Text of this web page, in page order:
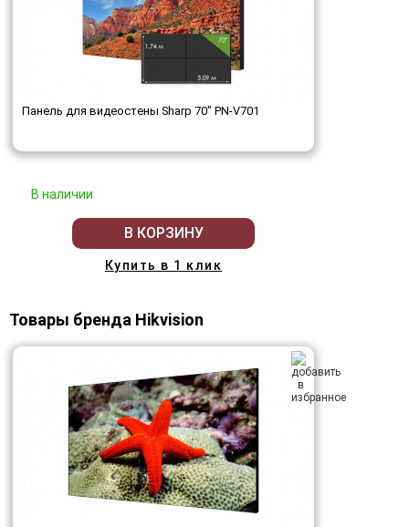
Панель для видеостены Sharp 70" PN-V701
В наличии
В КОРЗИНУ
Купить в 1 клик
Товары бренда Hikvision